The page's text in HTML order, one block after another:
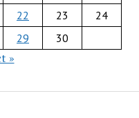
22 23
24
29 30
»